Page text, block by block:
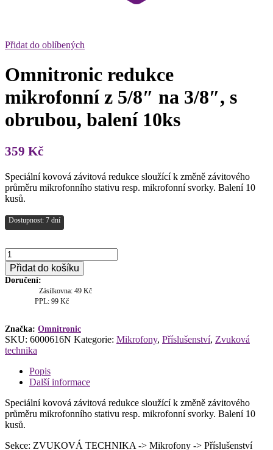
Přidat do oblíbených
Omnitronic redukce
mikrofonní z 5/8″ na 3/8″, s
obrubou, balení 10ks
359 Kč
Speciální kovová závitová redukce sloužící k změně závitového
průměru mikrofonního stativu resp. mikrofonní svorky. Balení 10
kusů.
Dostupnost: 7 dní
Omnitronic
redukce
mikrofonní
z
s
obrubou,
balení
množství
Přidat do košíku
Doručení:
Zásilkovna: 49 Kč
PPL: 99 Kč
Značka: Omnitronic
SKU: 6000616N Kategorie: Mikrofony, Příslušenství, Zvuková
technika
Popis
Další informace
Speciální kovová závitová redukce sloužící k změně závitového
průměru mikrofonního stativu resp. mikrofonní svorky. Balení 10
kusů.
Sekce: ZVUKOVÁ TECHNIKA -> Mikrofony -> Příslušenství